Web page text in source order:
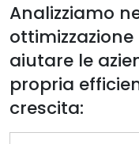
Analizziamo
aiutare le
propria
crescita: